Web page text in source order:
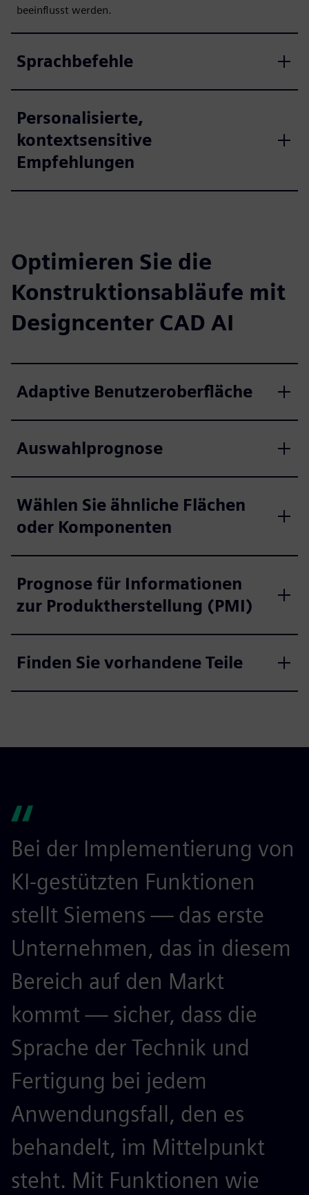
beeinflusst werden.
Sprachbefehle
Personalisierte,
kontextsensitive
Empfehlungen
Optimieren Sie die
Konstruktionsabläufe mit
Designcenter CAD AI
Adaptive Benutzeroberfläche
Auswahlprognose
Wählen Sie ähnliche Flächen
oder Komponenten
Prognose für Informationen
zur Produktherstellung (PMI)
Finden Sie vorhandene Teile
Bei der Implementierung von
KI-gestützten Funktionen
stellt Siemens — das erste
Unternehmen, das in diesem
Bereich auf den Markt
kommt — sicher, dass die
Sprache der Technik und
Fertigung bei jedem
Anwendungsfall, den es
behandelt, im Mittelpunkt
steht. Mit Funktionen wie